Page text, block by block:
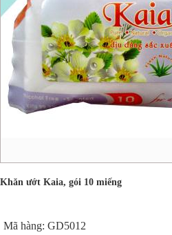
Khăn ướt Kaia, gói 10 miếng
Mã hàng: GD5012